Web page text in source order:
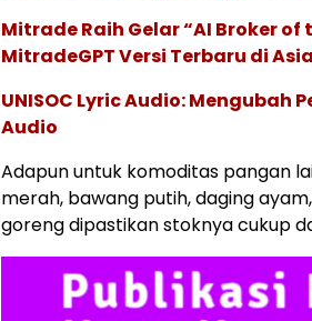
Mitrade Raih Gelar “AI Broker of
MitradeGPT Versi Terbaru di Asia
UNISOC Lyric Audio:
Audio
Adapun untuk komoditas pangan
merah, bawang putih, daging
goreng dipastikan stoknya cukup